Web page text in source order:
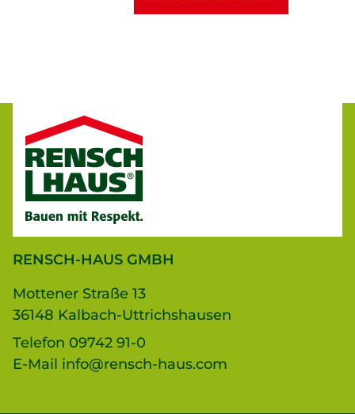
RENSCH-HAUS GMBH
Mottener Straße 13
36148 Kalbach-Uttrichshausen
Telefon 09742 91-0
E-Mail info@rensch-haus.com